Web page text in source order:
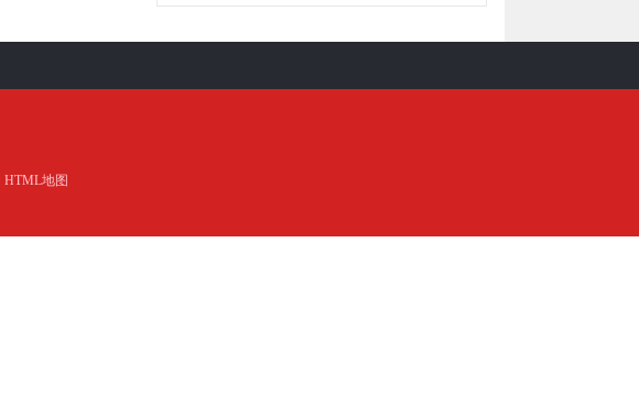
HTML地图